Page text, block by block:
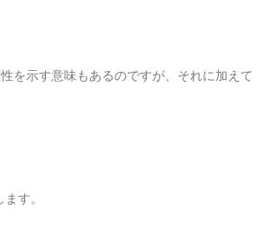
を示す意味もあるのですが、それに加えて
す。